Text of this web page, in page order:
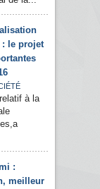
: le projet
à la
:
meilleur